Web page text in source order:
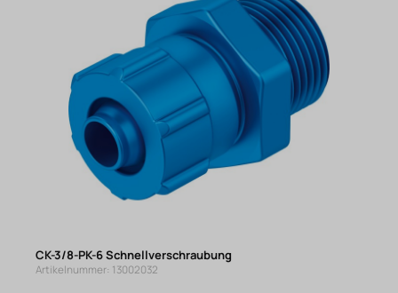
CK-3/8-PK-6 Schnellverschraubung
Artikelnummer: 13002032